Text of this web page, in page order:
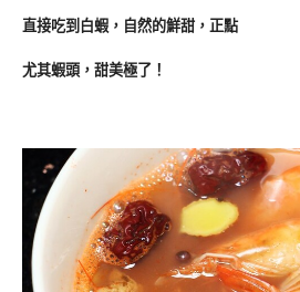
直接吃到白蝦，自然的鮮甜，正點
尤其蝦頭，甜美極了！